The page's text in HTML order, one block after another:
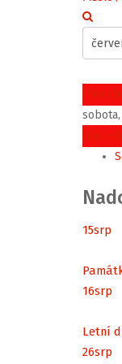
15srp
16srp
Letní
26srp